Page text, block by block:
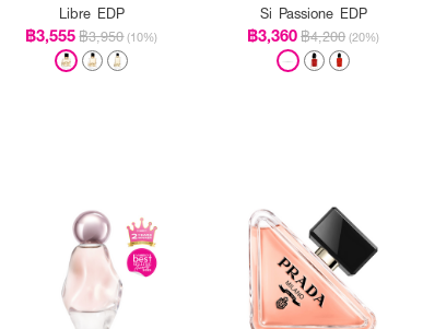
Libre EDP
฿3,555฿3,950 (10%)
Si Passione EDP
฿3,360฿4,200 (20%)